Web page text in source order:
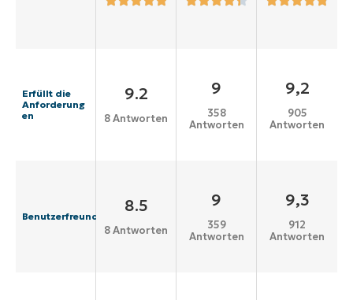
Erfüllt die
Anforderung
en
9.2
8 Antworten
9
358
Antworten
9,2
905
Antworten
Benutzerfreundlichkeit
8.5
8 Antworten
9
359
Antworten
9,3
912
Antworten